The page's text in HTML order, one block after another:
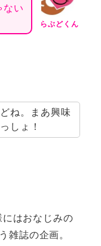
らぶどくん
ない
ね。
まあ興味
しょ！
はおなじみの
雑誌の企画。